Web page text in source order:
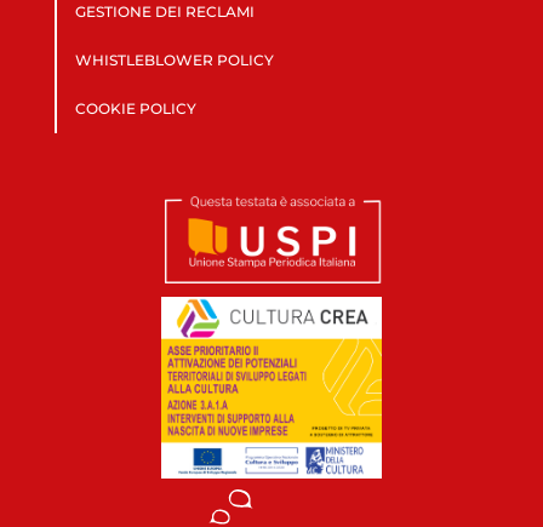
GESTIONE DEI RECLAMI
WHISTLEBLOWER POLICY
COOKIE POLICY